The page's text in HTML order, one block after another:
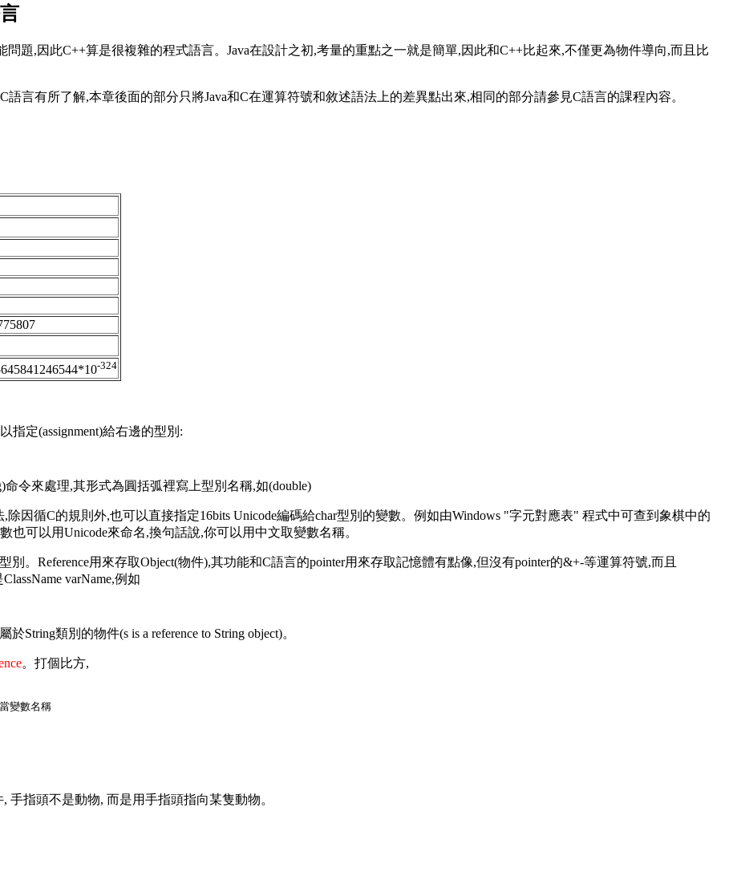
題,因此C++算是很複雜的程式語言。Java在設計之初,考量的重點之一就是簡單,因此和C++比起來,不僅更為物件導向,而且比
言有所了解,本章後面的部分只將Java和C在運算符號和敘述語法上的差異點出來,相同的部分請參見C語言的課程內容。
-324
指定(assignment)給右邊的型別:
令來處理,其形式為圓括弧裡寫上型別名稱,如(double)
除因循C的規則外,也可以直接指定16bits Unicode編碼給char型別的變數。例如由Windows "字元對應表" 程式中可查到象棋中的
也可以用Unicode來命名,換句話說,你可以用中文取變數名稱。
別。Reference用來存取Object(物件),其功能和C語言的pointer用來存取記憶體有點像,但沒有pointer的&+-等運算符號,而且
varName,例如
String類別的物件(s is a reference to String object)。
。打個比方,
變數名稱
手指頭不是動物, 而是用手指頭指向某隻動物。